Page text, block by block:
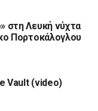
στη Λευκή νύχτα
Πορτοκάλογλου
Vault (video)